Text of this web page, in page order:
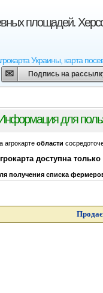
площадей.
Украины, карта
Подпись на
для
агрокарте области
доступна
получения списка